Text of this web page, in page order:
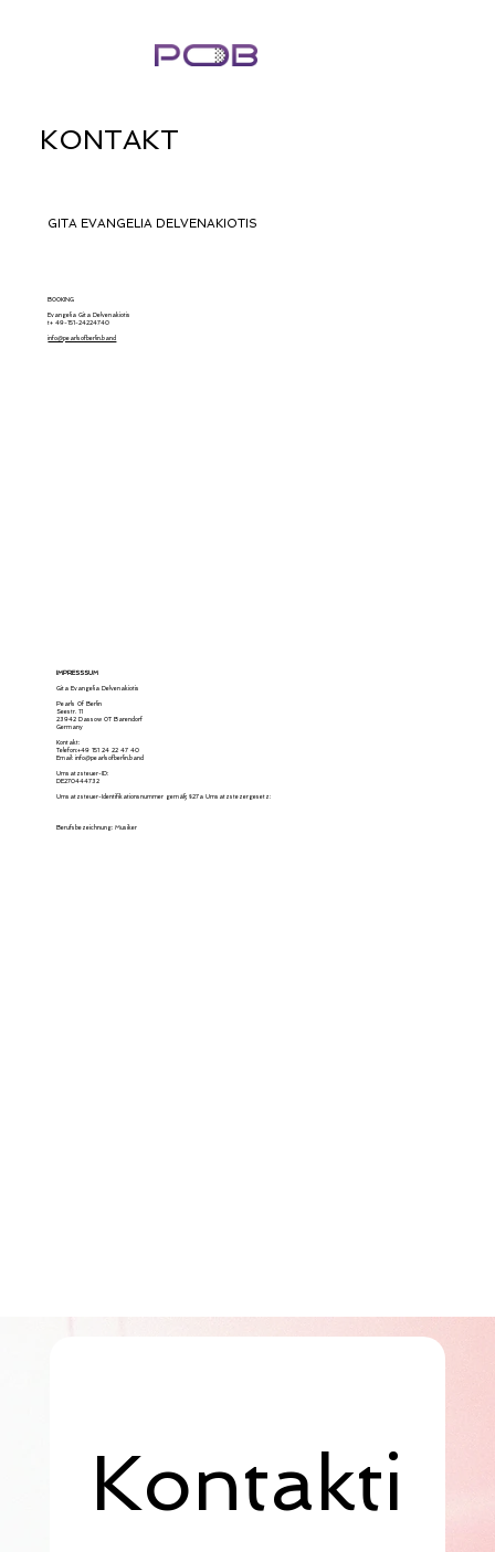
KONTAKT
BOOKING
Evangelia Gita Delvenakiotis
t+ 49-151-24224740
info@pearlsofberlin.band
GITA EVANGELIA DELVENAKIOTIS
IMPRESSSUM
Gita Evangelia Delvenakiotis
Pearls Of Berlin
Seestr. 11
23942 Dassow OT Barendorf
Germany
Kontakt:
Telefon:+49 151 24 22 47 40
Email: info@pearlsofberlin.band
Umsatzsteuer-ID:
DE270444732
Umsatzsteuer-Identifikationsnummer gemäß §27a Umsatzstezergesetz:
Berufsbezeichnung: Musiker
Kontakti